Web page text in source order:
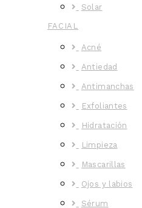
Solar
FACIAL
Acné
Antiedad
Antimanchas
Exfoliantes
Hidratación
Limpieza
Mascarillas
Ojos y labios
Sérum